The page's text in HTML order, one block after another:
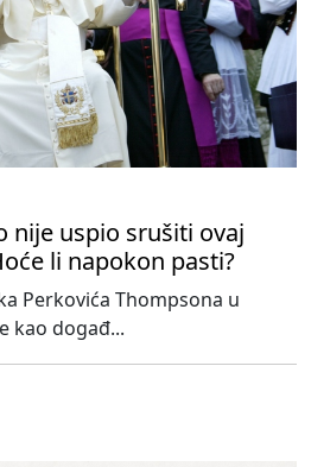
nije uspio srušiti ovaj
li napokon pasti?
Perkovića Thompsona u
kao događ...